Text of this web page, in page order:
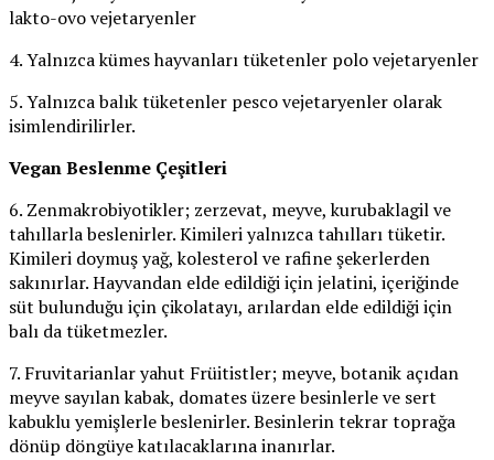
lakto-ovo vejetaryenler
4. Yalnızca kümes hayvanları tüketenler polo vejetaryenler
5. Yalnızca balık tüketenler pesco vejetaryenler olarak
isimlendirilirler.
Vegan Beslenme Çeşitleri
6. Zenmakrobiyotikler; zerzevat, meyve, kurubaklagil ve
tahıllarla beslenirler. Kimileri yalnızca tahılları tüketir.
Kimileri doymuş yağ, kolesterol ve rafine şekerlerden
sakınırlar. Hayvandan elde edildiği için jelatini, içeriğinde
süt bulunduğu için çikolatayı, arılardan elde edildiği için
balı da tüketmezler.
7. Fruvitarianlar yahut Früitistler; meyve, botanik açıdan
meyve sayılan kabak, domates üzere besinlerle ve sert
kabuklu yemişlerle beslenirler. Besinlerin tekrar toprağa
dönüp döngüye katılacaklarına inanırlar.